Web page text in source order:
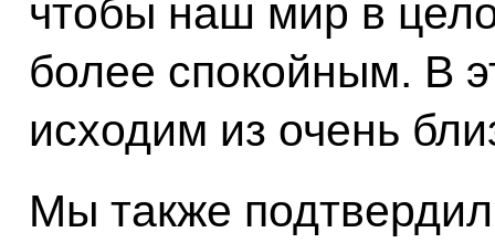
чтобы наш мир в
более спокойным. В
исходим из очень
Мы также